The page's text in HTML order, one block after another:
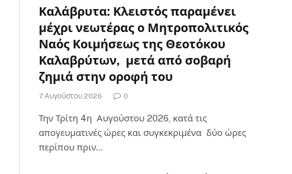
Καλάβρυτα: Κλειστός παραμένει
μέχρι νεωτέρας ο Μητροπολιτικός
Ναός Κοιμήσεως της Θεοτόκου
Καλαβρύτων, μετά από σοβαρή
ζημιά στην οροφή του
7 Αυγούστου 2026 0
Την Τρίτη 4η Αυγούστου 2026, κατά τις
απογευματινές ώρες και συγκεκριμένα δύο ώρες
περίπου πριν…